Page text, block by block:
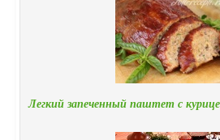
Легкий запеченный паштет с